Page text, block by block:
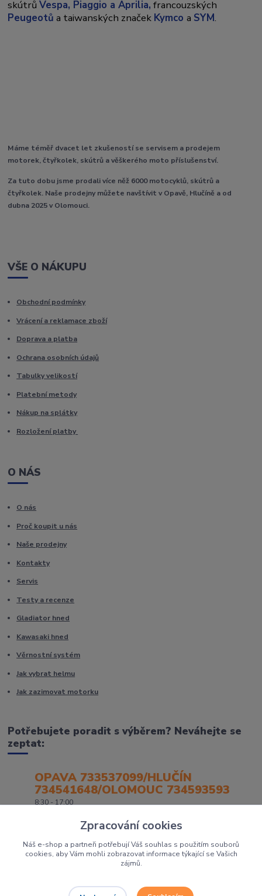
skútrůVespa, Piaggio a Aprilia, francouzských
Peugeotů a taiwanských značek Kymcoa SYM.
Máme téměř dvacet let zkušeností se servisem a prodejem
motorek, čtyřkolek, skútrů a věškerého moto příslušenství.
Za tuto dobu jsme prodali více něž 6000 motocyklů, skútrů a
čtyřkolek. Naše prodejny můžete navštívit v Opavě, Hlučíně a od
dubna 2025 v Olomouci.
VŠE O NÁKUPU
Obchodní podmínky
Vrácení a reklamace zboží
Doprava a platba
Ochrana osobních údajů
Tabulky velikostí
Platební metody
Nákup na splátky
Rozložení platby
O NÁS
O nás
Proč koupit u nás
Naše prodejny
Kontakty
Servis
Testy a recenze
Gladiator hned
Kawasaki hned
Věrnostní systém
Jak vybrat helmu
Jak zazimovat motorku
Potřebujete poradit s výběrem? Neváhejte se
zeptat:
OPAVA 733537099/HLUČÍN
734541648/OLOMOUC 734593593
8:30 - 17:00
Zpracování cookies
Náš e-shop a partneři potřebují Váš souhlas s použitím souborů
cookies, aby Vám mohli zobrazovat informace týkající se Vašich
zájmů.